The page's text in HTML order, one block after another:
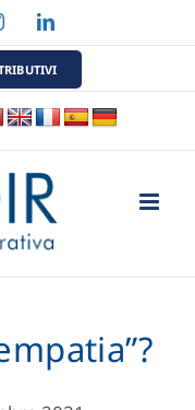
InstagramLinkedIn